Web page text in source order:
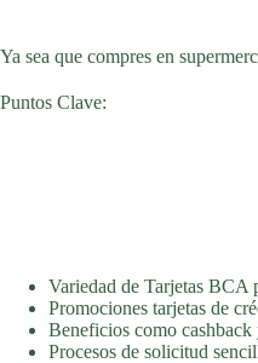
Ya sea que compres en
Puntos Clave:
Variedad de Tarjetas BCA
Promociones tarjetas de
Beneficios como cashback
Procesos de solicitud